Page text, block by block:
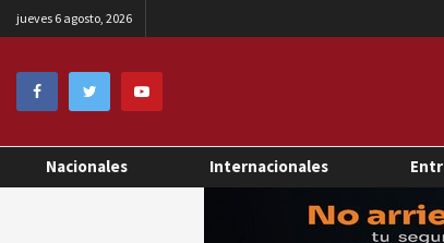
jueves 6 agosto, 2026
Nacionales Internacionales